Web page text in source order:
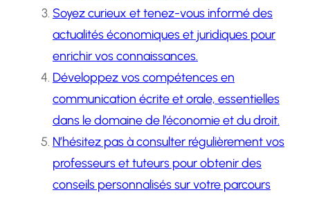
Soyez curieux et tenez-vous informé des
actualités économiques et juridiques pour
enrichir vos connaissances.
Développez vos compétences en
communication écrite et orale, essentielles
dans le domaine de l’économie et du droit.
N’hésitez pas à consulter régulièrement vos
professeurs et tuteurs pour obtenir des
conseils personnalisés sur votre parcours